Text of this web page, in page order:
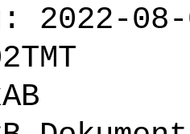
2022-08-